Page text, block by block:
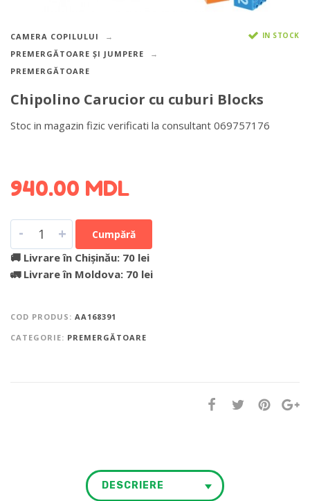
CAMERA COPILULUI
PREMERGĂTOARE ȘI JUMPERE
PREMERGĂTOARE
IN STOCK
Chipolino Carucior cu cuburi Blocks
Stoc in magazin fizic verificati la consultant 069757176
940.00 MDL
- + Cumpără
🚚 Livrare în Chișinău: 70 lei
🚛 Livrare în Moldova: 70 lei
COD PRODUS: AA168391
CATEGORIE: PREMERGĂTOARE
DESCRIERE